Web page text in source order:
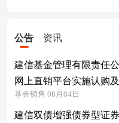
公告 资讯
建信基金管理有限责任
网上直销平台实施认购
基金销售 08月04日
建信双债增强债券型证